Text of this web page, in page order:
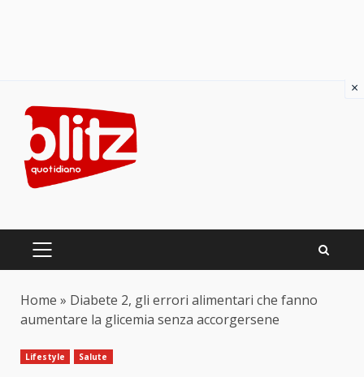
content
PRIMARY
Home » Diabete 2, gli errori alimentari che fanno
aumentare la glicemia senza accorgersene
Lifestyle Salute
×